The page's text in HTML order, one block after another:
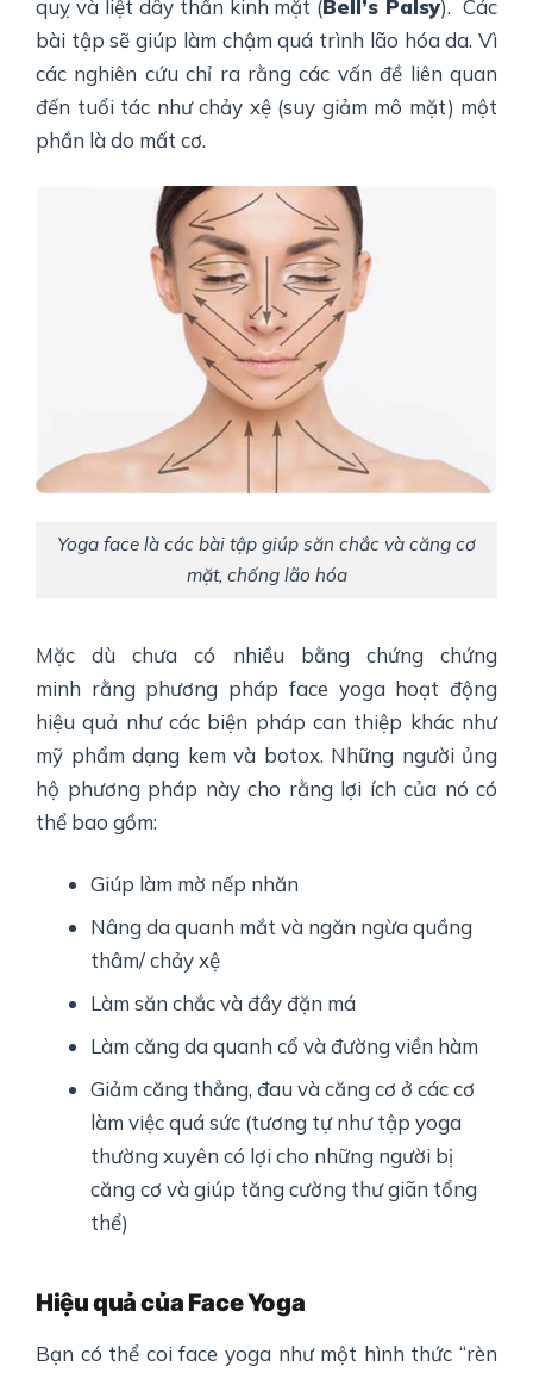
quỵ và liệt dây thần kinh mặt (Bell’s Palsy). Các
bài tập sẽ giúp làm chậm quá trình lão hóa da. Vì
các nghiên cứu chỉ ra rằng các vấn đề liên quan
đến tuổi tác như chảy xệ (suy giảm mô mặt) một
phần là do mất cơ.
Yoga face là các bài tập giúp săn chắc và căng cơ
mặt, chống lão hóa
Mặc dù chưa có nhiều bằng chứng chứng
minh rằng phương pháp face yoga hoạt động
hiệu quả như các biện pháp can thiệp khác như
mỹ phẩm dạng kem và botox. Những người ủng
hộ phương pháp này cho rằng lợi ích của nó có
thể bao gồm:
Giúp làm mờ nếp nhăn
Nâng da quanh mắt và ngăn ngừa quầng
thâm/ chảy xệ
Làm săn chắc và đầy đặn má
Làm căng da quanh cổ và đường viền hàm
Giảm căng thẳng, đau và căng cơ ở các cơ
làm việc quá sức (tương tự như tập yoga
thường xuyên có lợi cho những người bị
căng cơ và giúp tăng cường thư giãn tổng
thể)
Hiệu quả của Face Yoga
Bạn có thể coi face yoga như một hình thức “rèn